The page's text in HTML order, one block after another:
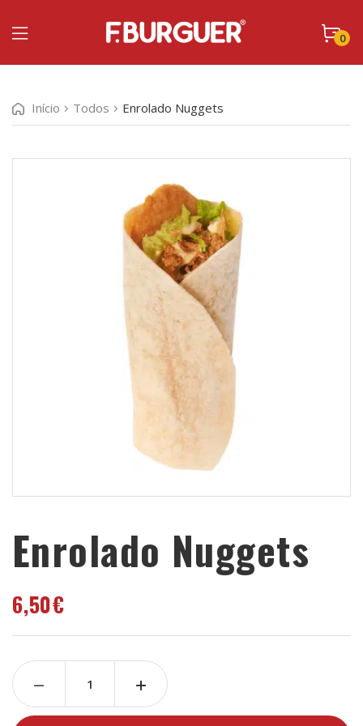
0
Início Todos Enrolado Nuggets
Enrolado Nuggets
6,50€